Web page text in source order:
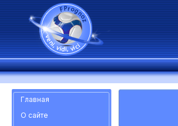
Главная
О сайте